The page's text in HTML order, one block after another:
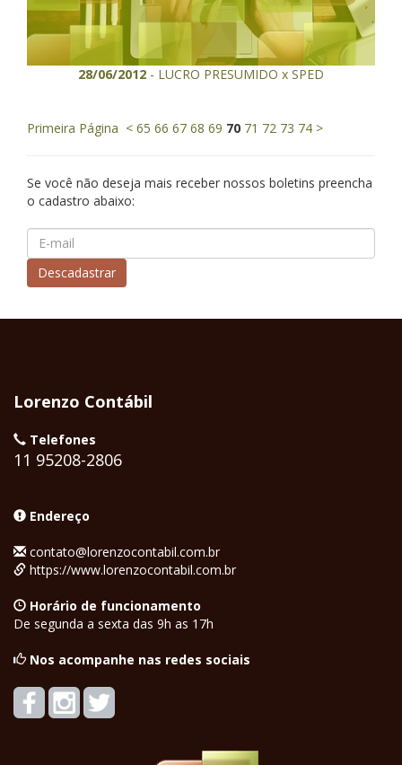
28/06/2012 - LUCRO PRESUMIDO x SPED
Primeira Página < 65 66 67 68 69 70 71 72 73 74 >
Se você não deseja mais receber nossos boletins preencha
o cadastro abaixo:
Lorenzo Contábil
Telefones
11 95208-2806
Endereço
contato@lorenzocontabil.com.br
https://www.lorenzocontabil.com.br
Horário de funcionamento
De segunda a sexta das 9h as 17h
Nos acompanhe nas redes sociais